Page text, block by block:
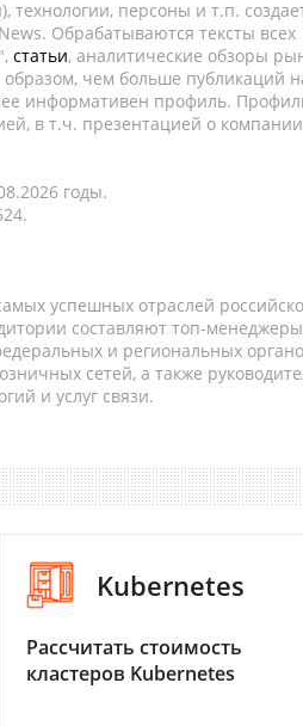
персоны и т.п.
Обрабатываются тексты всех
статьи, аналитические обзоры
чем больше публикаций
информативен профиль.
в т.ч. презентацией о
годы.
успешных отраслей
составляют топ-
и региональных
сетей, а также
и услуг связи.
Kubernetes
Рассчитать стоимость
кластеров Kubernetes